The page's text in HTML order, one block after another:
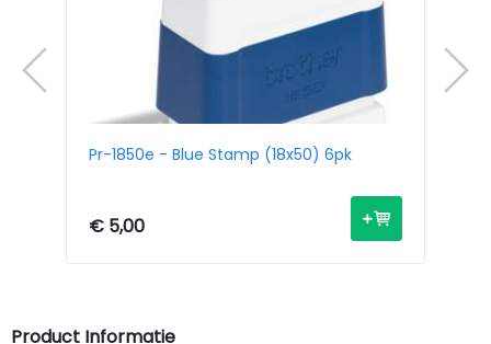
Pr-1850e - Blue Stamp (18x50) 6pk
€ 5,00
Product Informatie